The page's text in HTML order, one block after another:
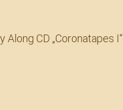
CD „Coronatapes I“.